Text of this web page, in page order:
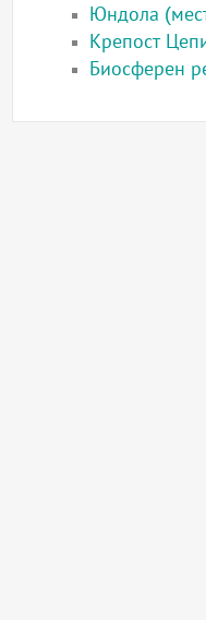
Юндола
Крепост
Биосферен